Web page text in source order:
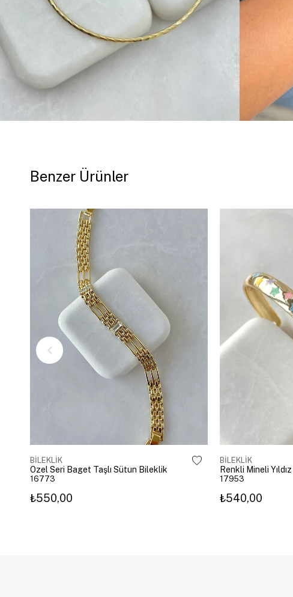
Benzer Ürünler
BİLEKLİK
Özel Seri Baget Taşlı Sütun Bileklik
16773
₺550,00
BİLEKLİK
Renkli Mineli
17953
₺540,00